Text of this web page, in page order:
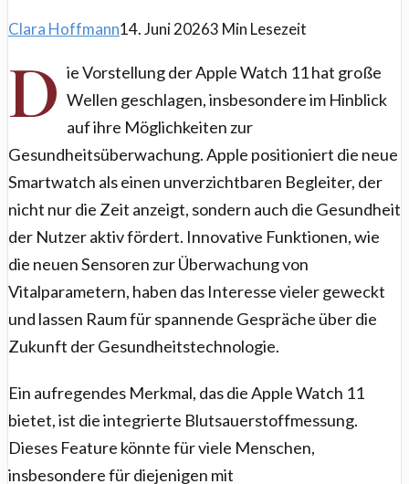
Clara Hoffmann14. Juni 20263 Min Lesezeit
D ie Vorstellung der Apple Watch 11 hat große
Wellen geschlagen, insbesondere im Hinblick
auf ihre Möglichkeiten zur
Gesundheitsüberwachung. Apple positioniert die neue
Smartwatch als einen unverzichtbaren Begleiter, der
nicht nur die Zeit anzeigt, sondern auch die Gesundheit
der Nutzer aktiv fördert. Innovative Funktionen, wie
die neuen Sensoren zur Überwachung von
Vitalparametern, haben das Interesse vieler geweckt
und lassen Raum für spannende Gespräche über die
Zukunft der Gesundheitstechnologie.
Ein aufregendes Merkmal, das die Apple Watch 11
bietet, ist die integrierte Blutsauerstoffmessung.
Dieses Feature könnte für viele Menschen,
insbesondere für diejenigen mit